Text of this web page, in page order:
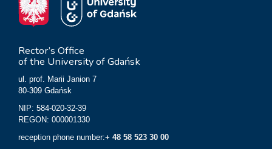
Rector’s Office
of the University of Gdańsk
ul. prof. Marii Janion 7
80-309 Gdańsk
NIP: 584-020-32-39
REGON: 000001330
reception phone number:+ 48 58 523 30 00